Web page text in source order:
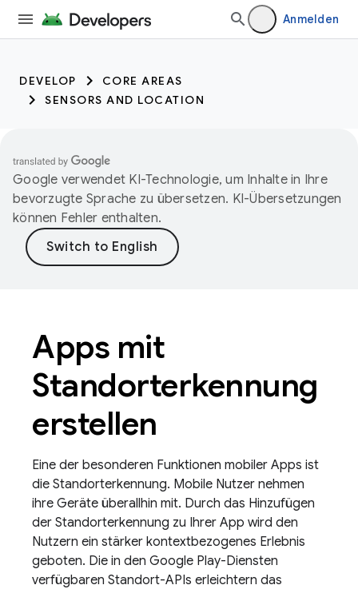
Anmelden
DEVELOP
CORE AREAS
SENSORS AND LOCATION
Google verwendet KI-Technologie, um Inhalte in Ihre
bevorzugte Sprache zu übersetzen. KI-Übersetzungen
können Fehler enthalten.
Apps mit
Standorterkennung
erstellen
Eine der besonderen Funktionen mobiler Apps ist
die Standorterkennung. Mobile Nutzer nehmen
ihre Geräte überallhin mit. Durch das Hinzufügen
der Standorterkennung zu Ihrer App wird den
Nutzern ein stärker kontextbezogenes Erlebnis
geboten. Die in den Google Play-Diensten
verfügbaren Standort-APIs erleichtern das